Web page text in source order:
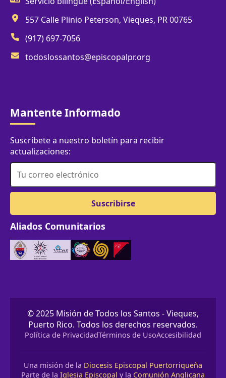
557 Calle Plinio Peterson, Vieques, PR 00765
(917) 697-7056
todoslossantos@episcopalpr.org
Mantente Informado
Suscríbete a nuestro boletín para recibir
actualizaciones:
Aliados Comunitarios
© 2025 Misión de Todos los Santos - Vieques,
Puerto Rico. Todos los derechos reservados.
Política de PrivacidadTérminos de UsoAccesibilidad
Una misión de la Diocesis Episcopal Puertorriqueña
Parte de la Iglesia Episcopal y la Comunión Anglicana